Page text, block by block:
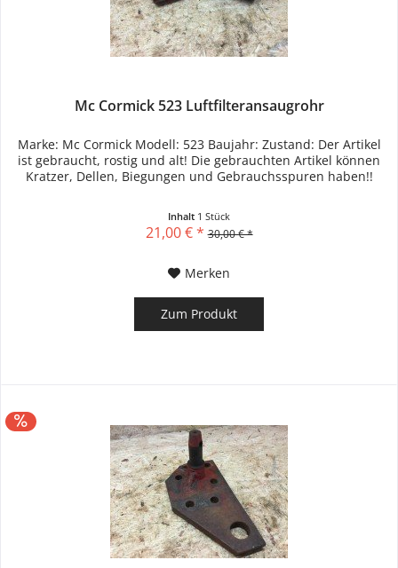
Mc Cormick 523 Luftfilteransaugrohr
Marke: Mc Cormick Modell: 523 Baujahr: Zustand: Der Artikel
ist gebraucht, rostig und alt! Die gebrauchten Artikel können
Kratzer, Dellen, Biegungen und Gebrauchsspuren haben!!
Inhalt 1 Stück
21,00 € * 30,00 € *
Merken
Zum Produkt